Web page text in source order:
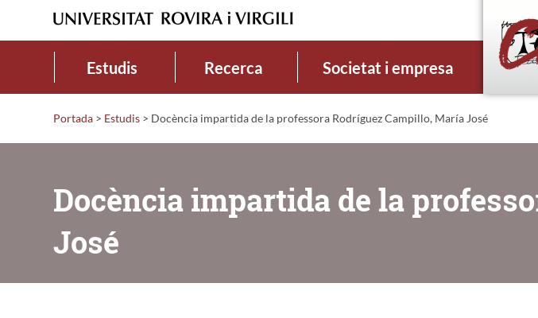
Estudis Recerca Societat i empresa
Portada > Estudis > Docència impartida de la professora Rodríguez Campillo, María José
Docència impartida de la
José